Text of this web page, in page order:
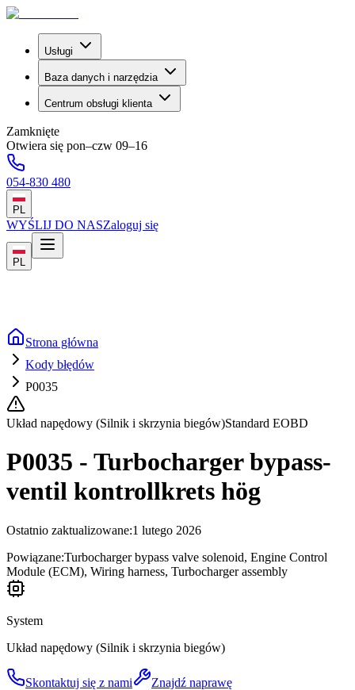
Usługi
Baza danych i narzędzia
Centrum obsługi klienta
Zamknięte
Otwiera się pon–czw 09–16
054-830 480
PL
WYŚLIJ DO NASZaloguj się
PL
Strona główna
Kody błędów
P0035
Układ napędowy (Silnik i skrzynia biegów)Standard EOBD
P0035 - Turbocharger bypass-
ventil kontrollkrets hög
Ostatnio zaktualizowane:1 lutego 2026
Powiązane:Turbocharger bypass valve solenoid, Engine Control
Module (ECM), Wiring harness, Turbocharger assembly
System
Układ napędowy (Silnik i skrzynia biegów)
Skontaktuj się z nami Znajdź naprawę